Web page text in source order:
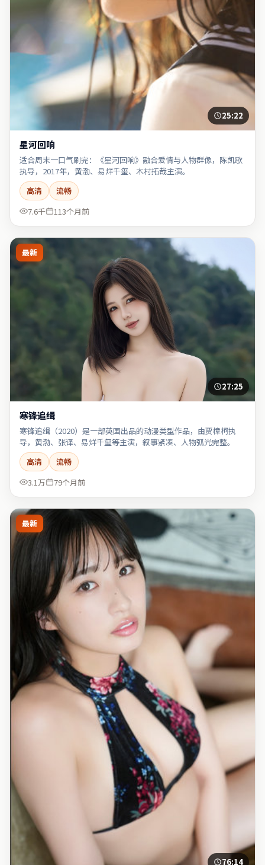
25:22
星河回响
适合周末一口气刷完：《星河回响》融合爱情与人物群像，陈凯歌
执导，2017年，黄渤、易烊千玺、木村拓哉主演。
高清
流畅
7.6千
113个月前
最新
27:25
寒锋追缉
寒锋追缉（2020）是一部英国出品的动漫类型作品，由贾樟柯执
导，黄渤、张译、易烊千玺等主演，叙事紧凑、人物弧光完整。
高清
流畅
3.1万
79个月前
最新
76:14